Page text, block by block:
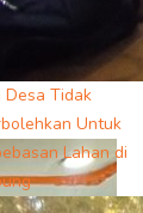
Desa Tidak
Untuk
Lahan di